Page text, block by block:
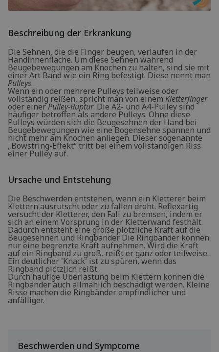
Beschreibung der Erkrankung
Die Sehnen, die die Finger beugen, verlaufen in der
Handinnenfläche. Um diese Sehnen während
Beugebewegungen am Knochen zu halten, sind sie mit
einer Art Band wie ein Ring befestigt. Diese nennt man
Pulleys.
Wenn ein oder mehrere Pulleys teilweise oder
vollständig reißen, spricht man von einem Kletterfinger
oder einerPulley-Ruptur. Die A2- und A4-Pulley sind
häufiger betroffen als andere Pulleys. Ohne diese
Pulleys würden sich die Beugesehnen der Hand bei
Beugebewegungen wie eine Bogensehne spannen und
nicht mehr am Knochen anliegen. Dieser sogenannte
„Bowstring-Effekt“ tritt bei einem vollständigen Riss
einer Pulley auf.
Ursache und Entstehung
Die Beschwerden entstehen, wenn ein Kletterer beim
Klettern ausrutscht oder zu fallen droht. Reflexartig
versucht der Kletterer, den Fall zu bremsen, indem er
sich an einem Vorsprung in der Kletterwand festhält.
Dadurch entsteht eine große plötzliche Kraft auf die
Beugesehnen und Ringbänder. Die Ringbänder können
nur eine begrenzte Kraft aufnehmen. Wird die Kraft
auf ein Ringband zu groß, reißt er ganz oder teilweise.
Ein deutlicher 'Knack' ist zu spüren, wenn das
Ringband plötzlich reißt.
Durch häufige Überlastung beim Klettern können die
Ringbänder auch allmählich beschädigt werden. Kleine
Risse machen die Ringbänder empfindlicher und
anfälliger.
Beschwerden und Symptome